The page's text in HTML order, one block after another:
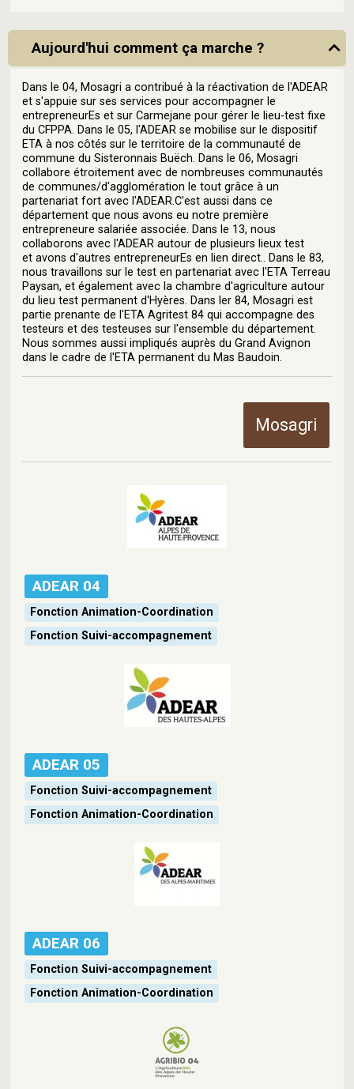
Aujourd'hui comment ça marche ?
Dans le 04, Mosagri a contribué à la réactivation de l'ADEAR
et s'appuie sur ses services pour accompagner le
entrepreneurEs et sur Carmejane pour gérer le lieu-test fixe
du CFPPA. Dans le 05, l'ADEAR se mobilise sur le dispositif
ETA à nos côtés sur le territoire de la communauté de
commune du Sisteronnais Buëch. Dans le 06, Mosagri
collabore étroitement avec de nombreuses communautés
de communes/d'agglomération le tout grâce à un
partenariat fort avec l'ADEAR.C'est aussi dans ce
département que nous avons eu notre première
entrepreneure salariée associée. Dans le 13, nous
collaborons avec l'ADEAR autour de plusieurs lieux test
et avons d'autres entrepreneurEs en lien direct.. Dans le 83,
nous travaillons sur le test en partenariat avec l'ETA Terreau
Paysan, et également avec la chambre d'agriculture autour
du lieu test permanent d'Hyères. Dans ler 84, Mosagri est
partie prenante de l'ETA Agritest 84 qui accompagne des
testeurs et des testeuses sur l'ensemble du département.
Nous sommes aussi impliqués auprès du Grand Avignon
dans le cadre de l'ETA permanent du Mas Baudoin.
Mosagri
ADEAR 04
Fonction Animation-Coordination
Fonction Suivi-accompagnement
ADEAR 05
Fonction Suivi-accompagnement
Fonction Animation-Coordination
ADEAR 06
Fonction Suivi-accompagnement
Fonction Animation-Coordination